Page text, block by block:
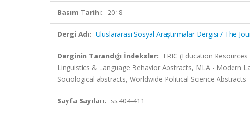
Basım Tarihi: 2018
Dergi Adı: Uluslararası Sosyal Araştırmalar Dergisi / The
Derginin Tarandığı İndeksler: ERIC (Education
Linguistics & Language Behavior Abstracts, MLA - Modern
Sociological abstracts, Worldwide Political Science Abstracts
Sayfa Sayıları: ss.404-411